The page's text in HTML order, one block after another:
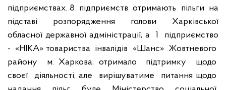
підприємствах. 8 підприємств отримають пільги на
підставі
розпорядження голови
Харківської
обласної державної адміністрації, а
1
підприємство
- «НІКА» товариства інвалідів «Шанс» Жовтневого
району
м. Харкова, отримало підтримку
щодо
своєї
діяльності, але вирішуватиме
питання щодо